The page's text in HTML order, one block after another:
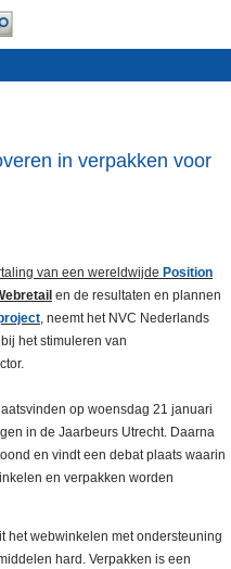
in verpakken voor
van een wereldwijde Position
en de resultaten en plannen
, neemt het NVC Nederlands
het stimuleren van
op woensdag 21 januari
in de Jaarbeurs Utrecht. Daarna
en vindt een debat plaats waarin
en verpakken worden
het webwinkelen met ondersteuning
hard. Verpakken is een